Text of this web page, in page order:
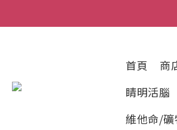
首頁 商
睛明活腦
維他命/礦